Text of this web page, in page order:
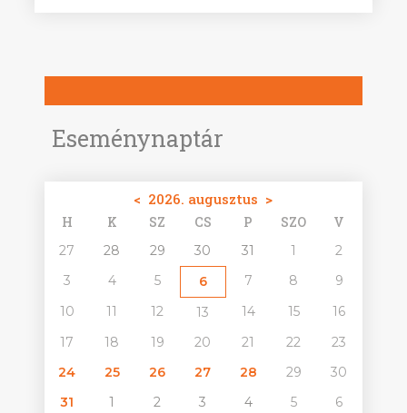
Eseménynaptár
< 2026. augusztus >
H K SZ CS P SZO V
27 28 29 30 31 1
2
3
4 5 6 7 8
9
10
11 12 13 14 15
16
17
18 19 20 21 22
23
24
25 26 27 28 29
30
31
1 2 3 4 5 6